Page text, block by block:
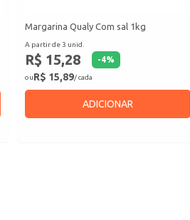
Margarina Qualy Com sal 1kg
A partir de 3 unid.
R$ 15,28 -4%
ouR$ 15,89/ cada
ADICIONAR